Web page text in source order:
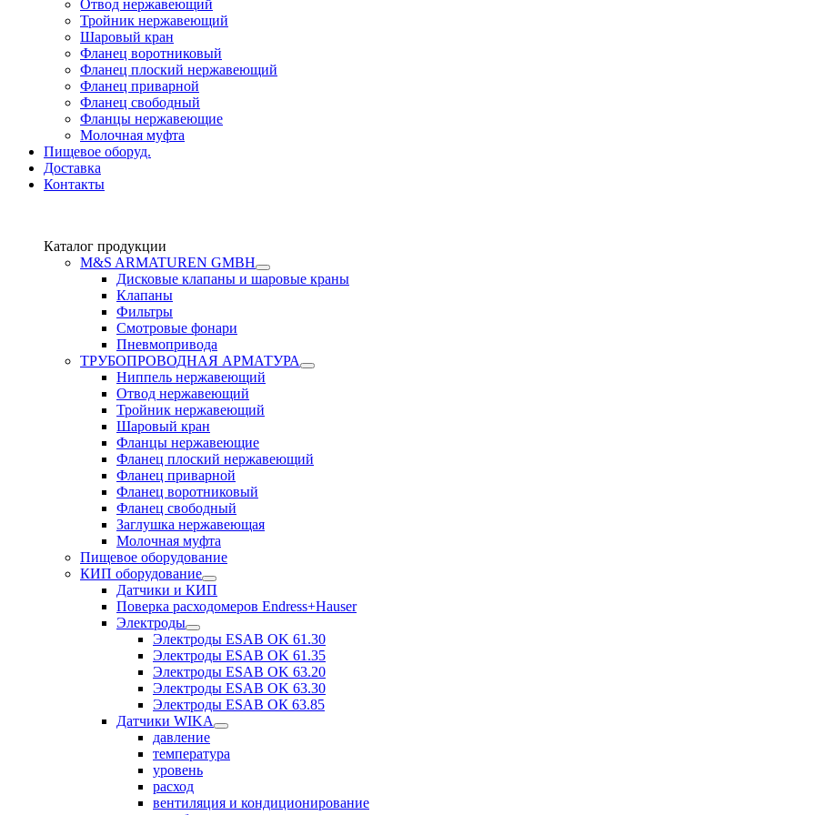
Отвод нержавеющий
Тройник нержавеющий
Шаровый кран
Фланец воротниковый
Фланец плоский нержавеющий
Фланец приварной
Фланец свободный
Фланцы нержавеющие
Молочная муфта
Пищевое оборуд.
Доставка
Контакты
Каталог продукции
М&S ARMATUREN GMBH
Дисковые клапаны и шаровые краны
Клапаны
Фильтры
Смотровые фонари
Пневмопривода
ТРУБОПРОВОДНАЯ АРМАТУРА
Ниппель нержавеющий
Отвод нержавеющий
Тройник нержавеющий
Шаровый кран
Фланцы нержавеющие
Фланец плоский нержавеющий
Фланец приварной
Фланец воротниковый
Фланец свободный
Заглушка нержавеющая
Молочная муфта
Пищевое оборудование
КИП оборудование
Датчики и КИП
Поверка расходомеров Endress+Hauser
Электроды
Электроды ESAB OK 61.30
Электроды ESAB OK 61.35
Электроды ESAB OK 63.20
Электроды ESAB OK 63.30
Электроды ESAB ОК 63.85
Датчики WIKA
давление
температура
уровень
расход
вентиляция и кондиционирование